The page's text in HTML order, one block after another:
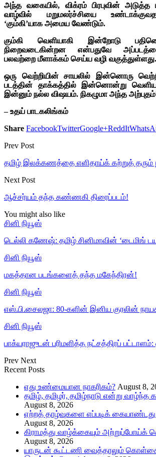
அந்த வகையில், விக்ரம் பிரபுவின் அடுத்த
வாழ்வில் மறுமலர்ச்சியை
‘கும்கி’யாக அமைய வேண்டும்.
கும்கி வெளியாகி இன்றோடு
நிறைவடைகின்றன என்பதுவே
பலவற்றை மீளாக்கம் செய்ய வழி வகுத்துள்ளது.
ஒரு வெற்றியின் சாயலில் இன்னொரு
படத்தின் தாக்கத்தில் இன்னொன்று
இன்னும் நல்ல விஷயம். நிகழுமா அந்த
– உதய் பாடகலிங்கம்
Share FacebookTwitterGoogle+ReddIt
Prev Post
தமிழ் இலக்கணத்தை எளிதாய்க் கற்றுத் தரும்
Next Post
ஆச்சர்யம் தந்த கண்ணகி திரைப்படம்!
You might also like
சினி நியூஸ்
டெல்லி கணேஷ்: தமிழ் சினிமாவின் ‘டைமிங்
சினி நியூஸ்
மகத்தான படங்களைத் தந்த மகேந்திரன்!
சினி நியூஸ்
எஸ்.பி.சைலஜா: 80-களின் இனிய குரலின்
சினி நியூஸ்
பாக்யராஜுடன் பரிமளித்த நட்சத்திரப் பட்டாளம்:
Prev Next
Recent Posts
எது உண்மையான நாகரிகம்? August 8,
தமிழ், தமிழர், தமிழ்நாடு என்று
August 8, 2026
ஏற்றத் தாழ்வுகளை எப்படிக் கையாண்டது
August 8, 2026
கிராமத்து வாழ்க்கையும் அற்றுப்போய்க்
August 8, 2026
யாருடன் கூட்டணி வைத்தாலும்